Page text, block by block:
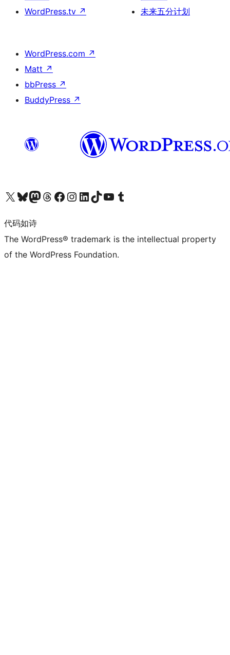
WordPress.tv ↗
未来五分计划
WordPress.com ↗
Matt ↗
bbPress ↗
BuddyPress ↗
关注我们的 X（原 Twitter）账号访问我们的 Bluesky 账号关注我们的 Mastodon 账号访问我们的 Threads 账号 访问我们的 Facebook 公共主页关注我们的 Instagram 账号 关注我们的 LinkedIn 主页访问我们的 TikTok 账号访问我们的 YouTube 频道 访问我们的 Tumblr 账号
代码如诗
The WordPress® trademark is the intellectual property
of the WordPress Foundation.